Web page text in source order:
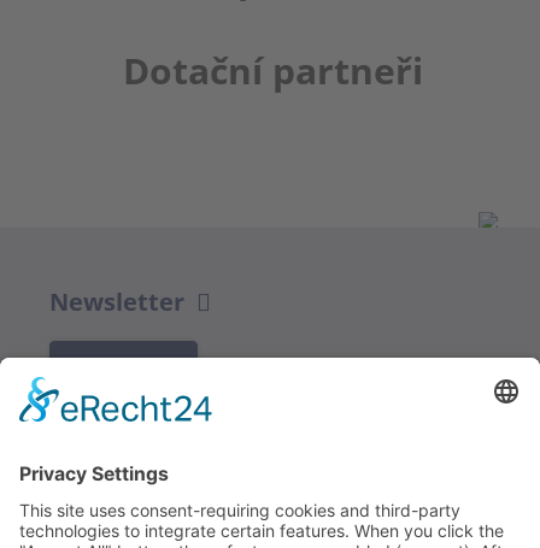
Dotační partneři
Newsletter
Redakce bbkult.net
Centrum Bavaria Bohemia (CeBB)
Dr. Veronika Hofinger